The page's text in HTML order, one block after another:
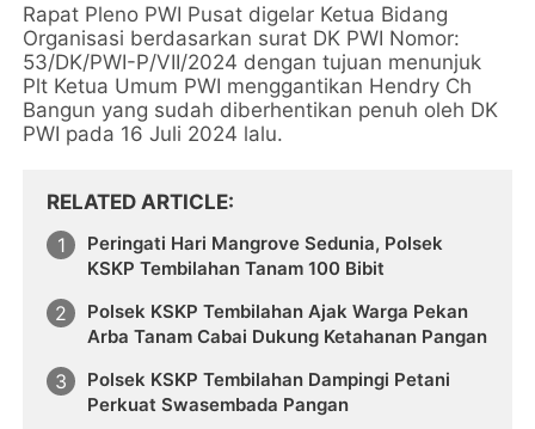
Rapat Pleno PWI Pusat digelar Ketua Bidang
Organisasi berdasarkan surat DK PWI Nomor:
53/DK/PWI-P/VII/2024 dengan tujuan menunjuk
Plt Ketua Umum PWI menggantikan Hendry Ch
Bangun yang sudah diberhentikan penuh oleh DK
PWI pada 16 Juli 2024 lalu.
RELATED ARTICLE
Peringati Hari Mangrove Sedunia, Polsek
KSKP Tembilahan Tanam 100 Bibit
Polsek KSKP Tembilahan Ajak Warga Pekan
Arba Tanam Cabai Dukung Ketahanan Pangan
Polsek KSKP Tembilahan Dampingi Petani
Perkuat Swasembada Pangan